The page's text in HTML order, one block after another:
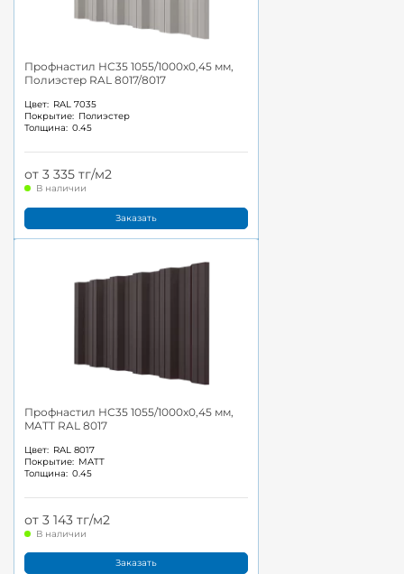
Профнастил НС35 1055/1000x0,45 мм,
Полиэстер RAL 8017/8017
Цвет: RAL 7035
Покрытие: Полиэстер
Толщина: 0.45
от 3 335 тг/м2
В наличии
Заказать
Профнастил НС35 1055/1000x0,45 мм,
MATT RAL 8017
Цвет: RAL 8017
Покрытие: MATT
Толщина: 0.45
от 3 143 тг/м2
В наличии
Заказать